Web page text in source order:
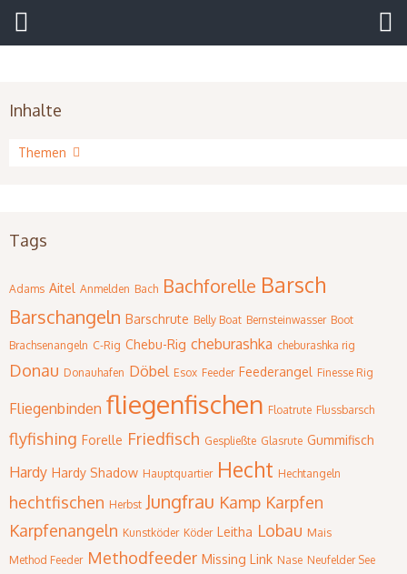
Inhalte
Artikel
Themen
Tags
Adams Aitel Anmelden Bach Bachforelle Barsch
Barschangeln Barschrute Belly Boat Bernsteinwasser Boot
Brachsenangeln C-Rig Chebu-Rig cheburashka cheburashka rig
Donau Donauhafen Döbel Esox Feeder Feederangel Finesse Rig
Fliegenbinden fliegenfischen Floatrute Flussbarsch
flyfishing Forelle Friedfisch Gespließte Glasrute Gummifisch
Hardy Hardy Shadow Hauptquartier Hecht Hechtangeln
hechtfischen Herbst Jungfrau Kamp Karpfen
Karpfenangeln Kunstköder Köder Leitha Lobau Mais
Method Feeder Methodfeeder Missing Link Nase Neufelder See